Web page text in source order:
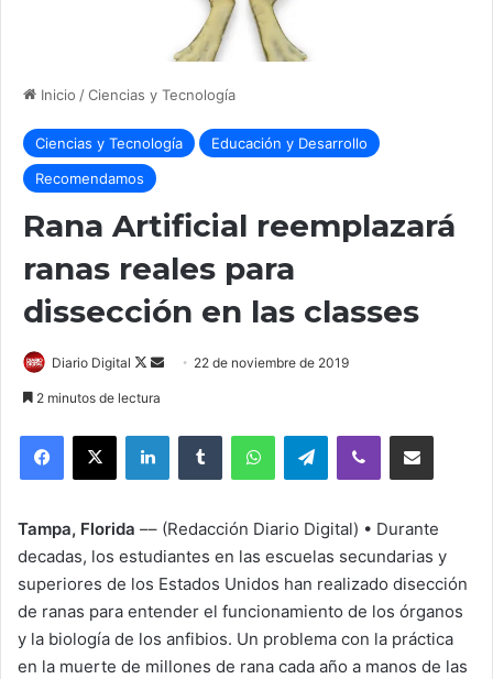
Inicio /Ciencias y Tecnología
Ciencias y Tecnología
Educación y Desarrollo
Recomendamos
Rana Artificial reemplazará
ranas reales para
dissección en las classes
Diario Digital
Follow
Send 22 de noviembre de 2019
2 minutos de lectura
LinkedInTumblr WhatsAppTelegramViber Compartir por correo
Tampa, Florida –– (Redacción Diario Digital) • Durante
decadas, los estudiantes en las escuelas secundarias y
superiores de los Estados Unidos han realizado disección
de ranas para entender el funcionamiento de los órganos
y la biología de los anfibios. Un problema con la práctica
en la muerte de millones de rana cada año a manos de las